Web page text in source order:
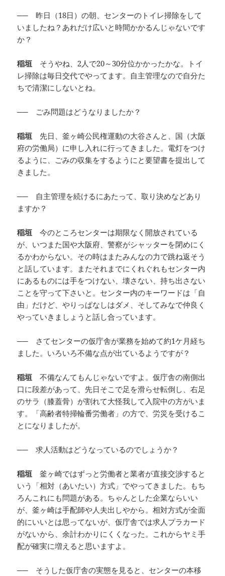
── 昨日（18日）の朝、センターのトイレ掃除をして
いましたね？あれだけ広いと時間かかるんじゃないです
か？
稲垣 そうやね、2人で20～30分位かかったかな。トイ
レ掃除は毎日交代でやってます。自主管理なので自分た
ちで清潔にしないとね。
── ごみ問題はどうなりましたか？
稲垣 先日、釜ヶ崎公民権運動の大谷さんと、国（大阪
府の労働局）に申し入れに行ってきました。電灯をつけ
るように、ごみの収集をするようにと要望書を提出して
きました。
── 自主管理を続けるにあたって、取り決めなどあり
ますか？
稲垣 今のところセンターは期限なく開放されている
が、いつまた国や大阪府、警察がシャッターを閉めにく
るかわからない。その時はまたみんなの力で跳ね返そう
と話しています。またそれまでにくれぐれもセンター内
にあるものには手をつけない、壊さない、持ち出さない
ことを守って下さいと。センター内のキーワードは「自
由」だけど、やりっぱなしはダメ、そしてみなで仲良く
やっていきましょうと話し合っています。
── さてセンターの仮庁舎が業務を始めて約1ケ月経ち
ました。いろいろ不備な点が出ているようですが？
稲垣 不備なんてもんじゃないですよ。仮庁舎の南側出
口に段差があって、先日そこで足を滑らせ転倒し、右足
のサラ（膝蓋骨）が割れて大怪我して入院中の方がいま
す。「高齢者特掃輪番労働者」の方で、労災を受けるこ
とになりましたが。
── 求人活動はどうなっているのでしょうか？
稲垣 釜ヶ崎ではずっと労働者と業者が直接交渉すると
いう「相対（あいたい）方式」でやってきました。もち
ろんこれにも問題がある。ちゃんとした企業ならいい
が、釜ヶ崎は手配師や人夫出しやから。相対方式が全面
的にいいとは思ってないが、仮庁舎では求人プラカード
がないから、余計わかりにくくなった。これからヤミ手
配が確実に増えると思いますよ。
── そうした仮庁舎の実態を見ると、センターの本移